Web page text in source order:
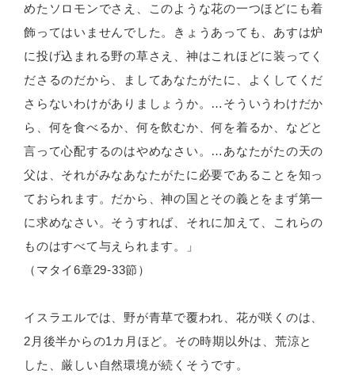
めたソロモンでさえ、このような花の一つほどにも着
飾ってはいませんでした。きょうあっても、あすは炉
に投げ込まれる野の草さえ、神はこれほどに装ってく
ださるのだから、ましてあなたがたに、よくしてくだ
さらないわけがありましょうか。…そういうわけだか
ら、何を食べるか、何を飲むか、何を着るか、などと
言って心配するのはやめなさい。…あなたがたの天の
父は、それがみなあなたがたに必要であることを知っ
ておられます。だから、神の国とその義とをまず第一
に求めなさい。そうすれば、それに加えて、これらの
ものはすべて与えられます。」
（マタイ6章29-33節）
イスラエルでは、野が青草で覆われ、花が咲くのは、
2月後半からの1カ月ほど。その時期以外は、荒涼と
した、厳しい自然環境が続くそうです。